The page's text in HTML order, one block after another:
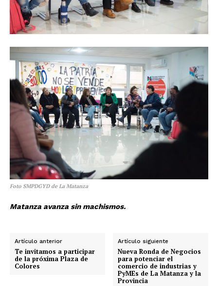
Foto SMPDGYD de La Matanza
Matanza avanza sin machismos.
Artículo anterior
Te invitamos a participar
de la próxima Plaza de
Colores
Artículo siguiente
Nueva Ronda de Negocios
para potenciar el
comercio de industrias y
PyMEs de La Matanza y la
Provincia